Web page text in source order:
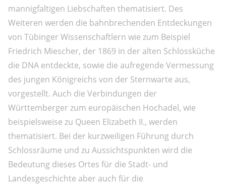
mannigfaltigen Liebschaften thematisiert. Des
Weiteren werden die bahnbrechenden Entdeckungen
von Tübinger Wissenschaftlern wie zum Beispiel
Friedrich Miescher, der 1869 in der alten Schlossküche
die DNA entdeckte, sowie die aufregende Vermessung
des jungen Königreichs von der Sternwarte aus,
vorgestellt. Auch die Verbindungen der
Württemberger zum europäischen Hochadel, wie
beispielsweise zu Queen Elizabeth II., werden
thematisiert. Bei der kurzweiligen Führung durch
Schlossräume und zu Aussichtspunkten wird die
Bedeutung dieses Ortes für die Stadt- und
Landesgeschichte aber auch für die